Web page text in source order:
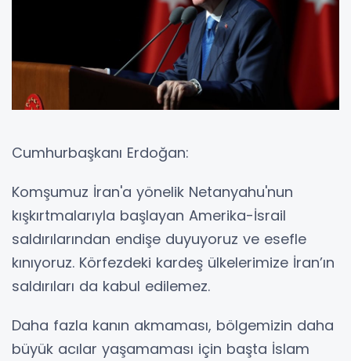
Cumhurbaşkanı Erdoğan:
Komşumuz İran'a yönelik Netanyahu'nun
kışkırtmalarıyla başlayan Amerika-İsrail
saldırılarından endişe duyuyoruz ve esefle
kınıyoruz. Körfezdeki kardeş ülkelerimize İran’ın
saldırıları da kabul edilemez.
Daha fazla kanın akmaması, bölgemizin daha
büyük acılar yaşamaması için başta İslam